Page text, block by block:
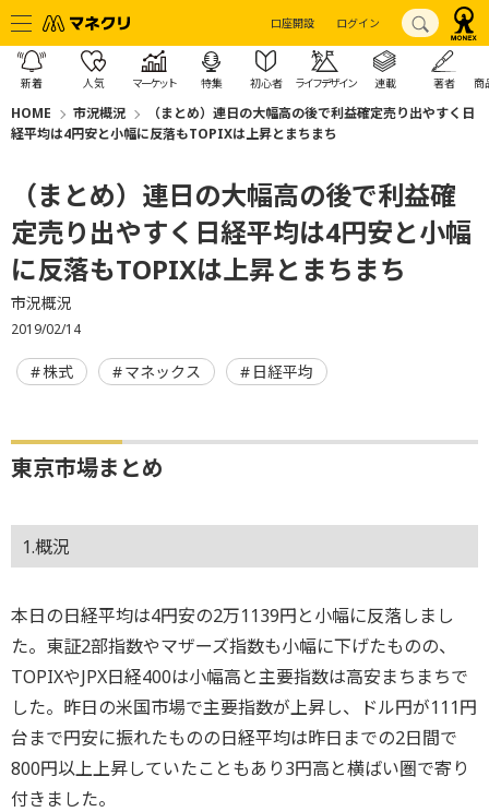
口座開設 ログイン
新着 人気 マーケット 特集 初心者 ライフデザイン 連載 著者 商
HOME 市況概況
（まとめ）連日の大幅高の後で利益確定売り出やすく日
経平均は4円安と小幅に反落もTOPIXは上昇とまちまち
（まとめ）連日の大幅高の後で利益確
定売り出やすく日経平均は4円安と小幅
に反落もTOPIXは上昇とまちまち
市況概況
2019/02/14
株式 マネックス 日経平均
東京市場まとめ
1.概況
本日の日経平均は4円安の2万1139円と小幅に反落しまし
た。東証2部指数やマザーズ指数も小幅に下げたものの、
TOPIXやJPX日経400は小幅高と主要指数は高安まちまちで
した。昨日の米国市場で主要指数が上昇し、ドル円が111円
台まで円安に振れたものの日経平均は昨日までの2日間で
800円以上上昇していたこともあり3円高と横ばい圏で寄り
付きました。